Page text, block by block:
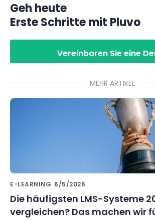
Geh heute
Erste Schritte mit Pluvo
Vereinbaren Sie eine
MEHR ARTIKEL
E-LEARNING 6/5/2026
Die häufigsten LMS-Systeme
vergleichen? Das machen wir